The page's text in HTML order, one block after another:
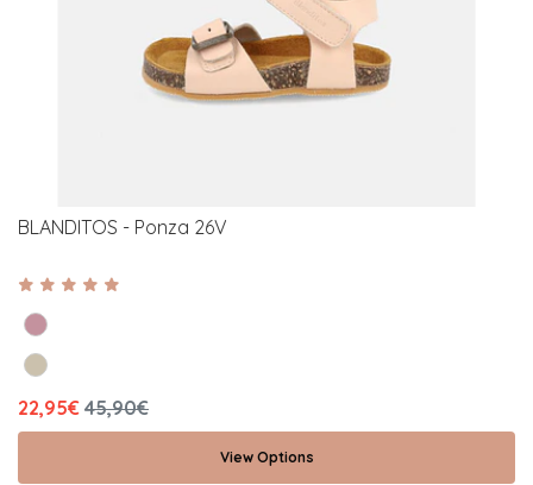
BLANDITOS - Ponza 26V
22,95€ 45,90€
View Options